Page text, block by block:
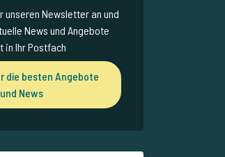
unseren Newsletter an und
News und Angebote
in Ihr Postfach
die besten Angebote
und News